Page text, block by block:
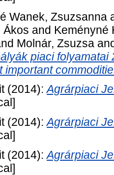
Wanek, Zsuzsanna
Ákos and Keményné
Molnár, Zsuzsa
piaci
important
(2014):Agrárpiaci
(2014):Agrárpiaci
(2014):Agrárpiaci